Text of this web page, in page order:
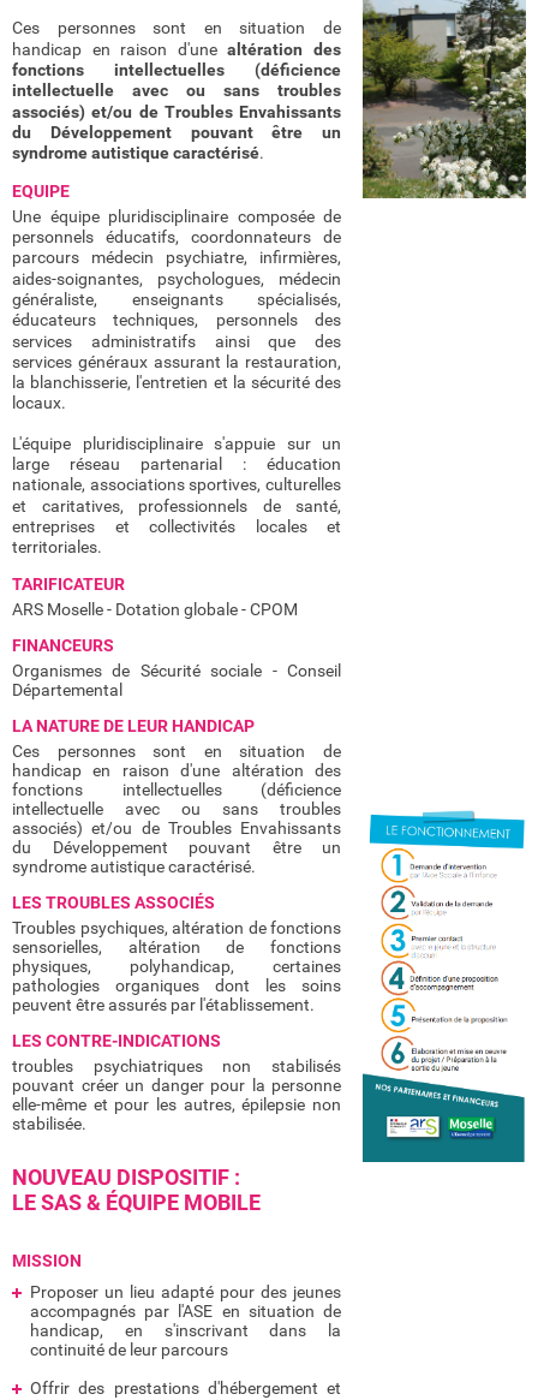
Ces personnes sont en situation de
handicap en raison d'unealtération des
fonctions intellectuelles (déficience
intellectuelle avec ou sans troubles
associés) et/ou de Troubles Envahissants
du Développement pouvant être un
syndrome autistique caractérisé.
EQUIPE
Une équipe pluridisciplinaire composée de
personnels éducatifs, coordonnateurs de
parcours médecin psychiatre, infirmières,
aides-soignantes, psychologues, médecin
généraliste, enseignants spécialisés,
éducateurs techniques, personnels des
services administratifs ainsi que des
services généraux assurant la restauration,
la blanchisserie, l'entretien et la sécurité des
locaux.
L'équipe pluridisciplinaire s'appuie sur un
large réseau partenarial : éducation
nationale, associations sportives, culturelles
et caritatives, professionnels de santé,
entreprises et collectivités locales et
territoriales.
TARIFICATEUR
ARS Moselle - Dotation globale - CPOM
FINANCEURS
Organismes de Sécurité sociale - Conseil
Départemental
LA NATURE DE LEUR HANDICAP
Ces personnes sont en situation de
handicap en raison d'une altération des
fonctions intellectuelles (déficience
intellectuelle avec ou sans troubles
associés) et/ou de Troubles Envahissants
du Développement pouvant être un
syndrome autistique caractérisé.
LES TROUBLES ASSOCIÉS
Troubles psychiques, altération de fonctions
sensorielles, altération de fonctions
physiques, polyhandicap, certaines
pathologies organiques dont les soins
peuvent être assurés par l'établissement.
LES CONTRE-INDICATIONS
troubles psychiatriques non stabilisés
pouvant créer un danger pour la personne
elle-même et pour les autres, épilepsie non
stabilisée.
NOUVEAU DISPOSITIF :
LE SAS & ÉQUIPE MOBILE
MISSION
Proposer un lieu adapté pour des jeunes
accompagnés par l'ASE en situation de
handicap, en s'inscrivant dans la
continuité de leur parcours
Offrir des prestations d'hébergement et